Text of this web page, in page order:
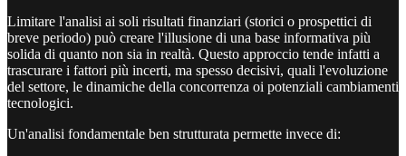
Limitare l'analisi ai soli risultati finanziari (storici o prospettici di
breve periodo) può creare l'illusione di una base informativa più
solida di quanto non sia in realtà. Questo approccio tende infatti a
trascurare i fattori più incerti, ma spesso decisivi, quali l'evoluzione
del settore, le dinamiche della concorrenza oi potenziali cambiamenti
tecnologici.
Un'analisi fondamentale ben strutturata permette invece di: